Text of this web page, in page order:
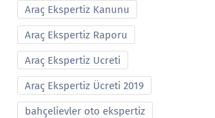
Araç Ekspertiz Kanunu
Araç Ekspertiz Raporu
Araç Ekspertiz Ucreti
Araç Ekspertiz Ücreti 2019
bahçelievler oto ekspertiz